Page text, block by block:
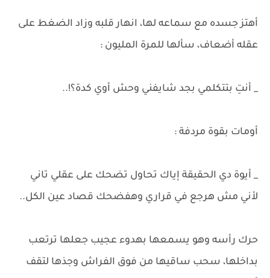
أهتز جسده مع سماعه لها، انهار قلبه وزاد الضغط على
عقله أضعاف، سألها للمرة المليون :
_ أنتِ بتتكلمي بجد شايفني وحش أوي كدة؟!..
أومات بقوة مردفة :
_ أيوة دي الحقيقة إياك تحاول تضحك على عقلي تاني
لأني مش هرجع في قراري وهفضحك قصاد عين الكل..
حرك رأسه وهو يسمعها بهدوء عجيب جعلها ترتعب
بداخلها، سحب ساقيها من فوق الفراش وجذها لتقف